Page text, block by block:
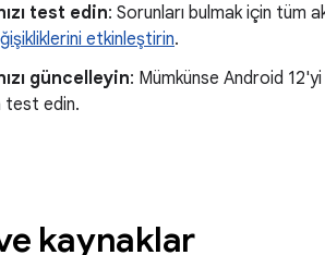
test edin: Sorunları bulmak için tüm
etkinleştirin.
güncelleyin: Mümkünse Android
test edin.
kaynaklar